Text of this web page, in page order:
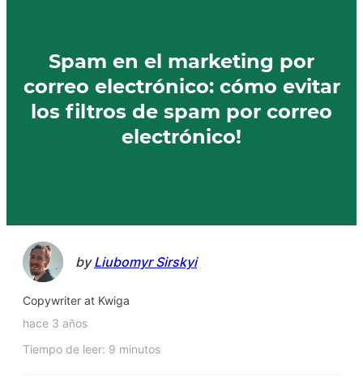
Spam en el marketing por
correo electrónico: cómo evitar
los filtros de spam por correo
electrónico!
byLiubomyr Sirskyi
Copywriter at Kwiga
hace 3 años
Tiempo de leer: 9 minutos